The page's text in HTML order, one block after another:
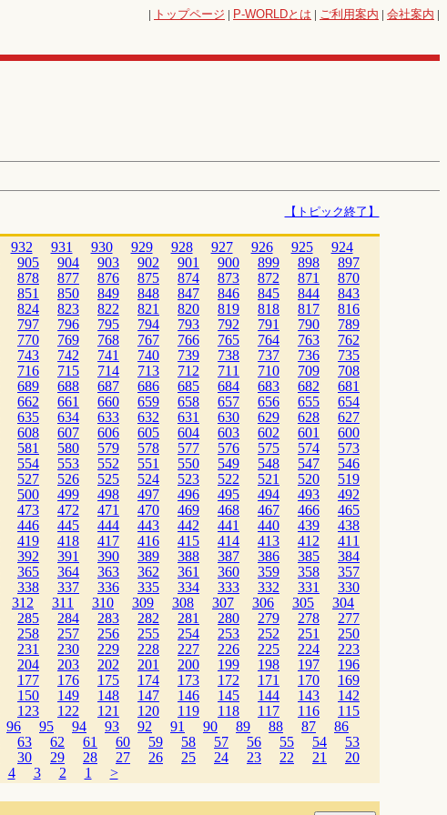
| トップページ | P-WORLDとは | ご利用案内 | 会社案内 |
【トピック終了】
932 931 930 929 928 927 926 925
924
905 904 903 902 901 900 899 898
897
878 877 876 875 874 873 872 871
870
851 850 849 848 847 846 845 844
843
824 823 822 821 820 819 818 817
816
797 796 795 794 793 792 791 790
789
770 769 768 767 766 765 764 763
762
743 742 741 740 739 738 737 736
735
716 715 714 713 712 711 710 709
708
689 688 687 686 685 684 683 682
681
662 661 660 659 658 657 656 655
654
635 634 633 632 631 630 629 628
627
608 607 606 605 604 603 602 601
600
581 580 579 578 577 576 575 574
573
554 553 552 551 550 549 548 547
546
527 526 525 524 523 522 521 520
519
500 499 498 497 496 495 494 493
492
473 472 471 470 469 468 467 466
465
446 445 444 443 442 441 440 439
438
419 418 417 416 415 414 413 412
411
392 391 390 389 388 387 386 385
384
365 364 363 362 361 360 359 358
357
338 337 336 335 334 333 332 331
330
312 311 310 309 308 307 306 305
304
285 284 283 282 281 280 279 278
277
258 257 256 255 254 253 252 251
250
231 230 229 228 227 226 225 224
223
204 203 202 201 200 199 198 197
196
177 176 175 174 173 172 171 170
169
150 149 148 147 146 145 144 143
142
123 122 121 120 119 118 117 116
115
96 95 94 93 92 91 90 89 88 87
86
63 62 61 60 59 58 57 56 55 54
53
30 29 28 27 26 25 24 23 22 21
20
4 3 2 1 >